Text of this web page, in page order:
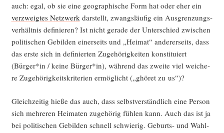
auch: egal, ob sie eine geo­gra­phi­sche Form hat oder eher ein
ver­zweig­tes Netz­werkdar­stellt, zwangs­läu­fig ein Aus­gren­zungs­
ver­hält­nis defi­nie­ren? Ist nicht gera­de der Unter­schied zwi­schen
poli­ti­schen Gebil­den einer­seits und „Hei­mat“ ande­rer­seits, dass
das ers­te sich in defi­nier­ten Zuge­hö­rig­kei­ten kon­sti­tu­iert
(Bürger*in / kei­ne Bürger*in), wäh­rend das zwei­te viel wei­che­
re Zuge­hö­rig­keits­kri­te­ri­en ermög­licht („ghö­ret zu us“)?
Gleich­zei­tig hie­ße das auch, dass selbst­ver­ständ­lich eine Per­son
sich meh­re­ren Hei­ma­ten zuge­hö­rig füh­len kann. Auch das ist ja
bei poli­ti­schen Gebil­den schnell schwie­rig. Geburts- und Wahl­